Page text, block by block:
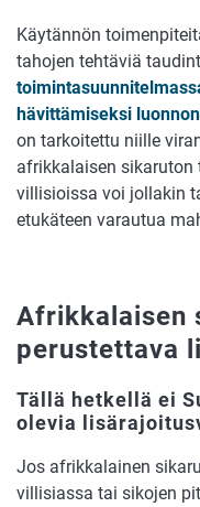
Käytännön
tahojen tehtäviä
hävittämiseksi
on tarkoitettu niille
afrikkalaisen
villisioissa voi jollakin
etukäteen varautua
Afrikkalaisen
perustettava
Tällä hetkellä ei
olevia
Jos afrikkalainen
villisiassa tai sikojen